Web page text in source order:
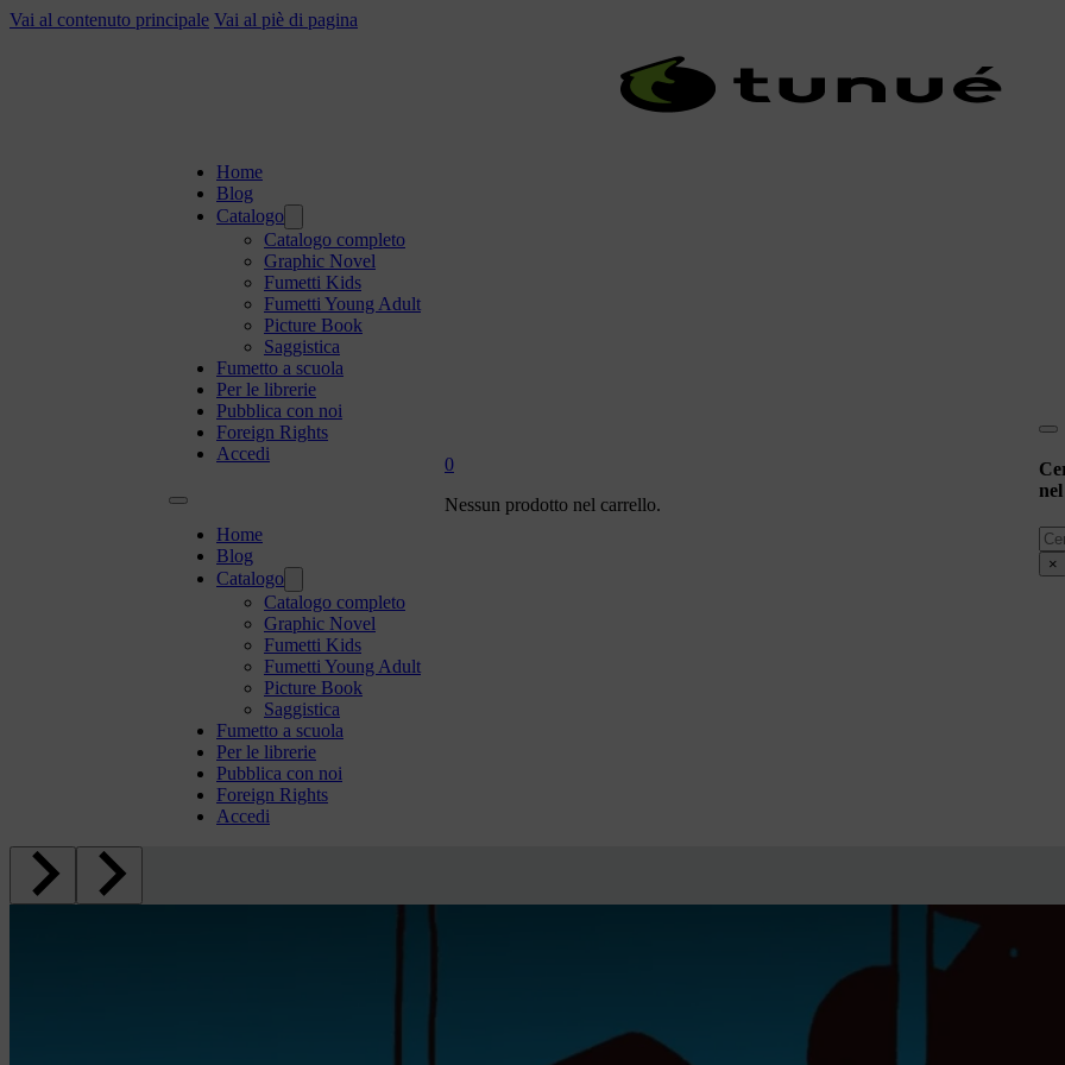
Vai al contenuto principale Vai al piè di pagina
Home
Blog
Catalogo
Catalogo completo
Graphic Novel
Fumetti Kids
Fumetti Young Adult
Picture Book
Saggistica
Fumetto a scuola
Per le librerie
Pubblica con noi
Foreign Rights
Accedi
Home
Blog
Catalogo
Catalogo completo
Graphic Novel
Fumetti Kids
Fumetti Young Adult
Picture Book
Saggistica
Fumetto a scuola
Per le librerie
Pubblica con noi
Foreign Rights
Accedi
0
Nessun prodotto nel carrello.
×